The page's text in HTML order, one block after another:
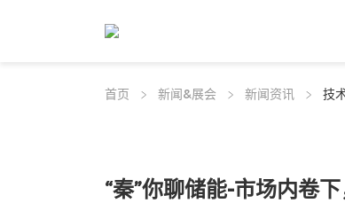
首页 新闻&展会 新闻资讯 技
“秦”你聊储能-市场内卷